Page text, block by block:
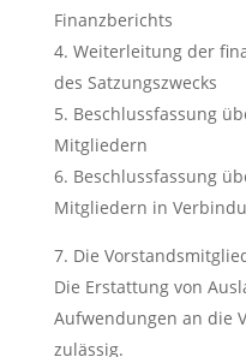
Finanzberichts
Weiterleitung der
des Satzungszwecks
Beschlussfassung
Mitgliedern
Beschlussfassung
Mitgliedern in
Die
Die Erstattung von
Aufwendungen an die
zulässig.